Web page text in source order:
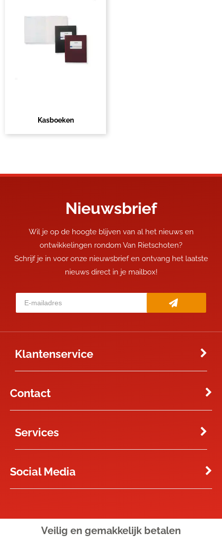
Kasboeken
Nieuwsbrief
Wil je op de hoogte blijven van al het nieuws en
ontwikkelingen rondom Van Rietschoten?
Schrijf je in voor onze nieuwsbrief en ontvang het laatste
nieuws direct in je mailbox!
Klantenservice
Contact
Services
Social Media
Veilig en gemakkelijk betalen